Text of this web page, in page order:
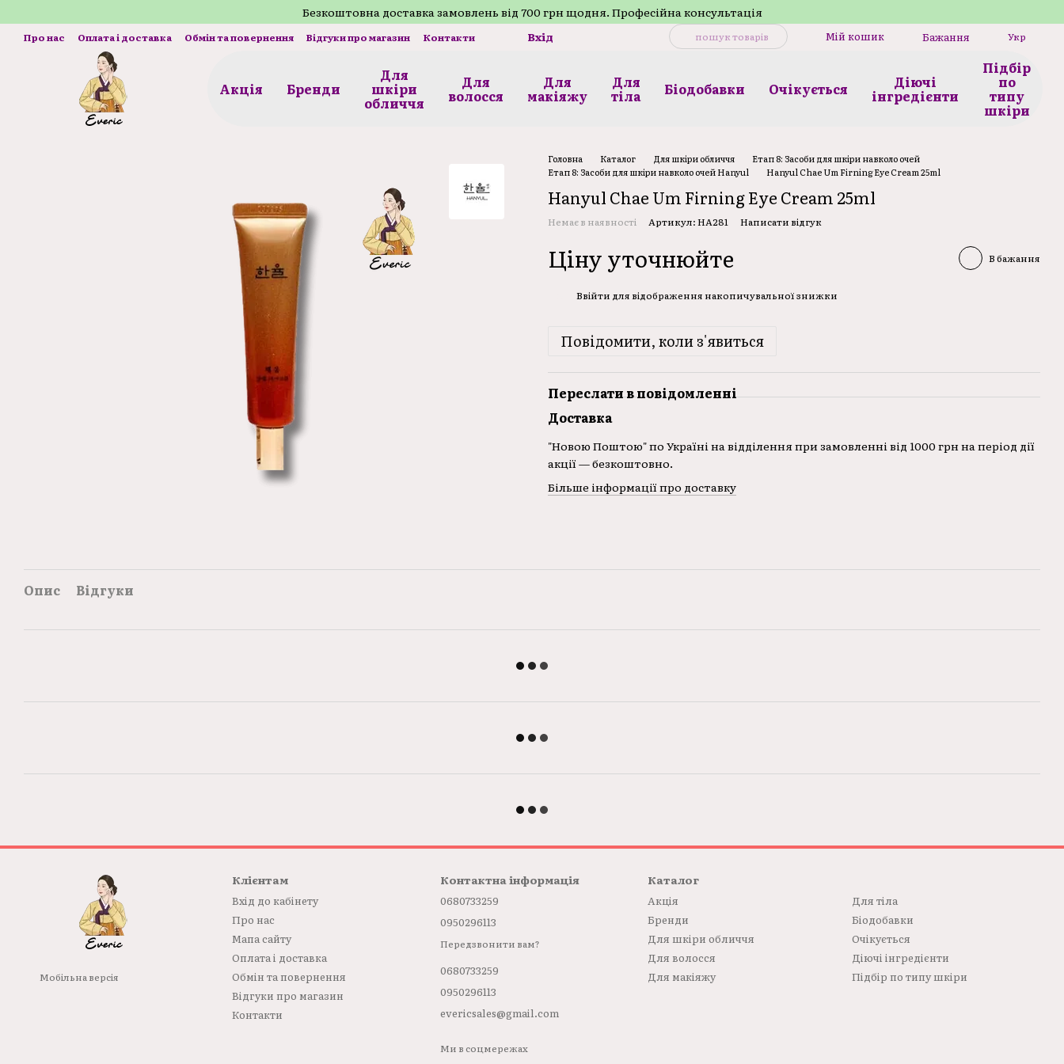
Безкоштовнa доставка замовлень від 700 грн щодня. Професійна консультація
Про нас Оплата і доставка Обмін та повернення Відгуки про магазин Контакти Вхід Мій кошик Бажання Укр
Акція Бренди
Для
шкіри
обличчя
Для
волосся
Для
макіяжу
Для
тілa Біодобавки Очікується Діючі
інгредієнти
Підбір
по
типу
шкіри
Головна Каталог Для шкіри обличчя
Етап 8: Засоби для шкіри навколо очей
Етап 8: Засоби для шкіри навколо очей Hanyul
Hanyul Chae Um Firning Eye Cream 25ml
Hanyul Chae Um Firning Eye Cream 25ml
Немає в наявності Артикул: HA281 Написати відгук
Ціну уточнюйте В бажання
Ввійти для відображення накопичувальної знижки
Повідомити, коли з'явиться
Переслати в повідомленні
Доставка
"Новою Поштою" по Україні на відділення при замовленні від 1000 грн на період дії
акції — безкоштовно.
Більше інформації про доставку
Опис Відгуки
Мобільна версія
Клієнтам
Вхід до кабінету
Про нас
Мапа сайту
Оплата і доставка
Обмін та повернення
Відгуки про магазин
Контакти
Контактна інформація
0680733259
0950296113
Передзвонити вам?
0680733259
0950296113
evericsales@gmail.com
Ми в соцмережах
Каталог
Акція
Бренди
Для шкіри обличчя
Для волосся
Для макіяжу
Для тілa
Біодобавки
Очікується
Діючі інгредієнти
Підбір по типу шкіри